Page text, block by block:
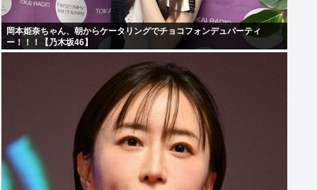
岡本姫奈ちゃん、朝からケータリングでチョコフォンデュパーティ
ー！！！【乃木坂46】